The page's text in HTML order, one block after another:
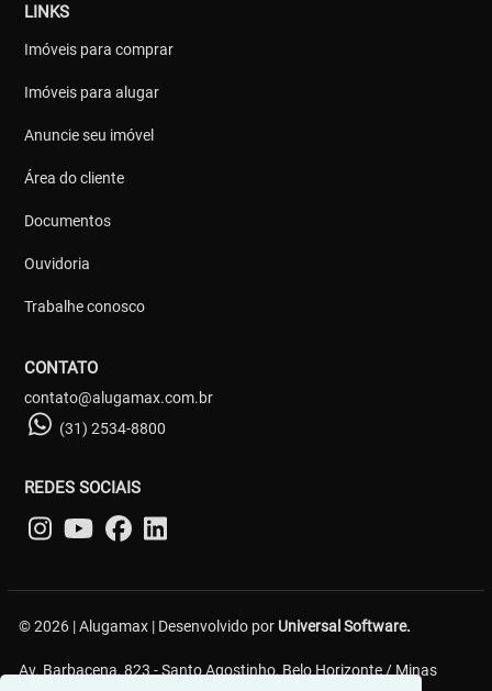
LINKS
Imóveis para comprar
Imóveis para alugar
Anuncie seu imóvel
Área do cliente
Documentos
Ouvidoria
Trabalhe conosco
CONTATO
contato@alugamax.com.br
(31) 2534-8800
REDES SOCIAIS
© 2026 | Alugamax | Desenvolvido por Universal Software.
Av. Barbacena, 823 - Santo Agostinho, Belo Horizonte / Minas